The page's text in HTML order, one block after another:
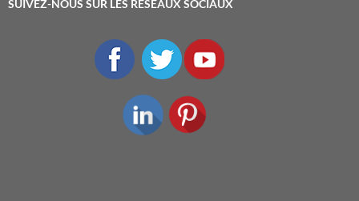
SUIVEZ-NOUS SUR LES RÉSEAUX SOCIAUX